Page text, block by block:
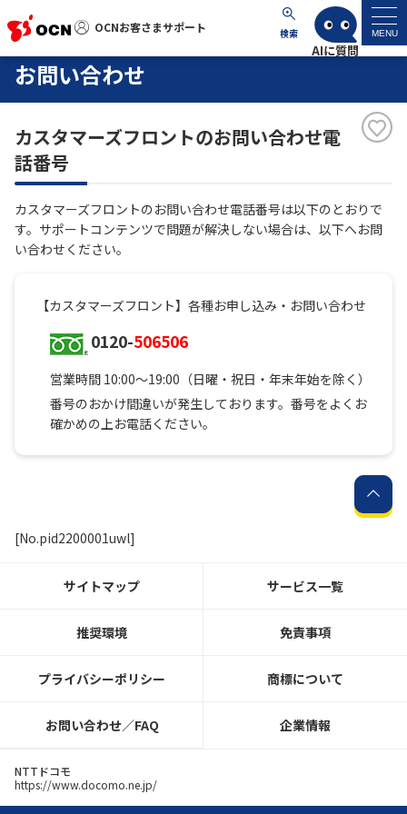
OCNお客さまサポート 検索 MENU
OCNお客さまサポート
サポートトップ
サービス名から探す
よくあるご質問
各種ダウンロード
お問い合わせ
サポートサイトの使い方
NTTドコモビジネスのお客さ
お問い合わせ
カスタマーズフロントのお問い合わせ電
話番号
カスタマーズフロントのお問い合わせ電話番号は以下のとおりで
す。サポートコンテンツで問題が解決しない場合は、以下へお問
い合わせください。
【カスタマーズフロント】各種お申し込み・お問い合わせ
0120-506506
営業時間 10:00～19:00（日曜・祝日・年末年始を除く）
番号のおかけ間違いが発生しております。番号をよくお
確かめの上お電話ください。
[No.pid2200001uwl]
サイトマップ サービス一覧
推奨環境 免責事項
プライバシーポリシー 商標について
お問い合わせ／FAQ 企業情報
NTTドコモ
https://www.docomo.ne.jp/